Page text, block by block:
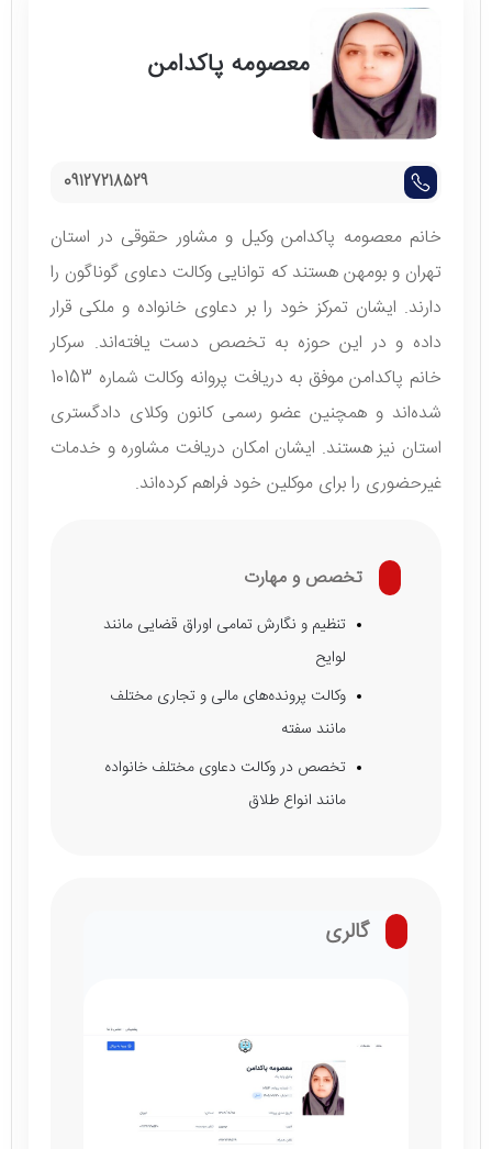
معصومه پاکدامن
09127218529
خانم معصومه پاکدامن وکیل و مشاور حقوقی در استان
تهران و بومهن هستند که توانایی وکالت دعاوی گوناگون را
دارند. ایشان تمرکز خود را بر دعاوی خانواده و ملکی قرار
داده و در این حوزه به تخصص دست یافته‌اند. سرکار
خانم پاکدامن موفق به دریافت پروانه وکالت شماره 10153
شده‌اند و همچنین عضو رسمی کانون وکلای دادگستری
استان نیز هستند. ایشان امکان دریافت مشاوره و خدمات
غیرحضوری را برای موکلین خود فراهم کرده‌اند.
تخصص و مهارت
تنظیم و نگارش تمامی اوراق قضایی مانند
لوایح
وکالت پرونده‌های مالی و تجاری مختلف
مانند سفته
تخصص در وکالت دعاوی مختلف خانواده
مانند انواع طلاق
گالری